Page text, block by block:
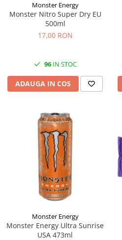
Monster Energy
Monster Nitro Super Dry EU
500ml
17,00 RON
96IN STOC
ADAUGA IN COS
Monster Energy
Monster Energy Ultra Sunrise
USA 473ml